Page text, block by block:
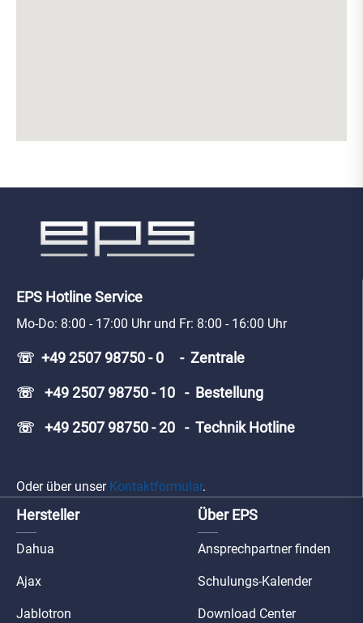
EPS Hotline Service
Mo-Do: 8:00 - 17:00 Uhr und Fr: 8:00 - 16:00 Uhr
☏ +49 2507 98750 - 0 - Zentrale
☏ +49 2507 98750 - 10 - Bestellung
☏ +49 2507 98750 - 20 - Technik Hotline
Oder über unser Kontaktformular.
Hersteller
Dahua
Ajax
Jablotron
Über EPS
Ansprechpartner finden
Schulungs-Kalender
Download Center